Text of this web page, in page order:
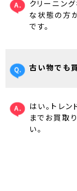
クリーニン
な状態の方
です。
古い物でも
はい。トレ
までお買取
い。